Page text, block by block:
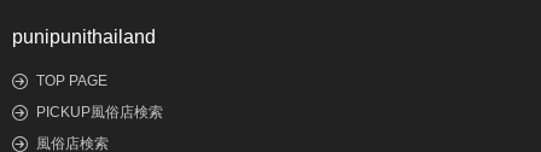
punipunithailand
TOP PAGE
PICKUP風俗店検索
風俗店検索